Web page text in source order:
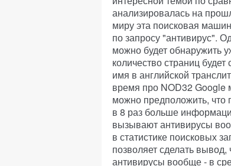
анализировалась на
миру эта поисковая
по запросу "антивирус".
можно будет обнаружить
количество страниц
имя в английской
время про NOD32 Google
можно предположить, что
в 8 раз больше
вызывают антивирусы
в статистике поисковых
позволяет сделать
антивирусы вообще - в